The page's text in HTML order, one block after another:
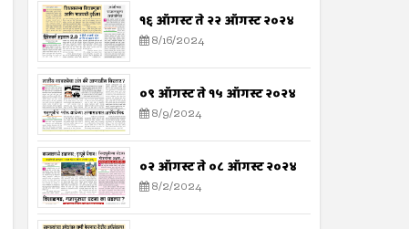
१६ ऑगस्ट ते २२ ऑगस्ट २०२४
8/16/2024
०९ ऑगस्ट ते १५ ऑगस्ट २०२४
8/9/2024
०२ ऑगस्ट ते ०८ ऑगस्ट २०२४
8/2/2024